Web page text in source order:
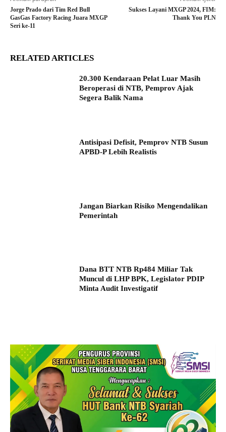
Jorge Prado dari Tim Red Bull
GasGas Factory Racing Juara MXGP
Seri ke-11
Sukses Layani MXGP 2024, FIM:
Thank You PLN
RELATED ARTICLES
20.300 Kendaraan Pelat Luar Masih
Beroperasi di NTB, Pemprov Ajak
Segera Balik Nama
Antisipasi Defisit, Pemprov NTB Susun
APBD-P Lebih Realistis
Jangan Biarkan Risiko Mengendalikan
Pemerintah
Dana BTT NTB Rp484 Miliar Tak
Muncul di LHP BPK, Legislator PDIP
Minta Audit Investigatif